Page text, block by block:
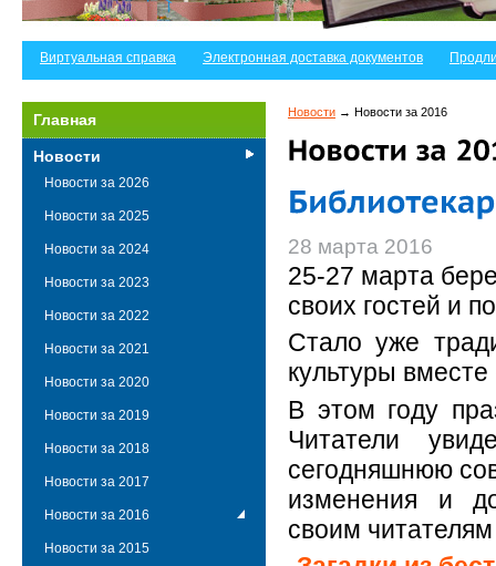
Виртуальная справка Электронная доставка документов
Новости → Новости за 2016
28 марта 2016
25-27 марта
своих гостей и
Стало уже
культуры
В этом году
Читатели
сегодняшнюю
изменения и
своим
Главная
Новости
Новости за 2026
Новости за 2025
Новости за 2024
Новости за 2023
Новости за 2022
Новости за 2021
Новости за 2020
Новости за 2019
Новости за 2018
Новости за 2017
Новости за 2016
Новости за 2015